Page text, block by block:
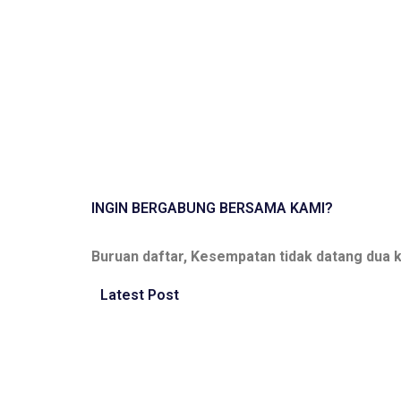
INGIN BERGABUNG BERSAMA KAMI?
Buruan daftar, Kesempatan tidak datang dua
Latest Post